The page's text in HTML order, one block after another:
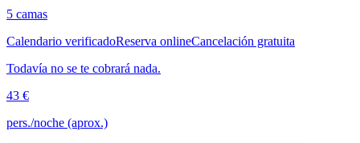
5 camas
Calendario verificadoReserva onlineCancelación gratuita
Todavía no se te cobrará nada.
43 €
pers./noche (aprox.)